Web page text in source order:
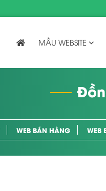
MẪU WEBSITE
WEB BÁN HÀNG WEB